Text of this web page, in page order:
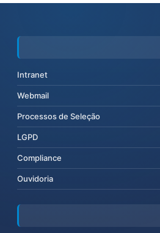
Intranet
Webmail
Processos de Seleção
LGPD
Compliance
Ouvidoria